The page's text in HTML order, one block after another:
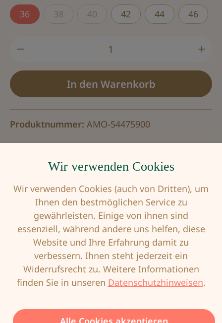
36
38(Diese Option ist zurzeit nicht verfügbar.)
40(Diese Option ist zurzeit nicht
42 44 46
Produkt Anzahl: Gib den gewünschten
In den Warenkorb
Produktnummer: AMO-54475900
Beschreibung
Die Be Beautiful Panty ist nicht nur die
perfekte Ergänzung zu allen Be Beautiful BHs.
Sie werden schon beim ersten Tragen m…
Eigenschaften
Wir verwenden Cookies
Wir verwenden Cookies (auch von Dritten), um
Ihnen den bestmöglichen Service zu
gewährleisten. Einige von ihnen sind
essenziell, während andere uns helfen, diese
Website und Ihre Erfahrung damit zu
verbessern. Ihnen steht jederzeit ein
Widerrufsrecht zu. Weitere Informationen
finden Sie in unseren Datenschutzhinweisen.